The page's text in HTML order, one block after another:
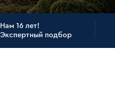
Нам 16 лет!
Экспертный подбор